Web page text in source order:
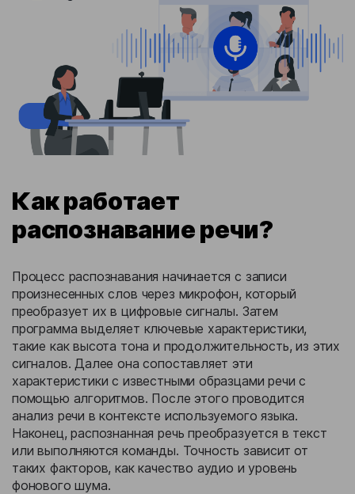
Как работает
распознавание речи?
Процесс распознавания начинается с записи
произнесенных слов через микрофон, который
преобразует их в цифровые сигналы. Затем
программа выделяет ключевые характеристики,
такие как высота тона и продолжительность, из этих
сигналов. Далее она сопоставляет эти
характеристики с известными образцами речи с
помощью алгоритмов. После этого проводится
анализ речи в контексте используемого языка.
Наконец, распознанная речь преобразуется в текст
или выполняются команды. Точность зависит от
таких факторов, как качество аудио и уровень
фонового шума.